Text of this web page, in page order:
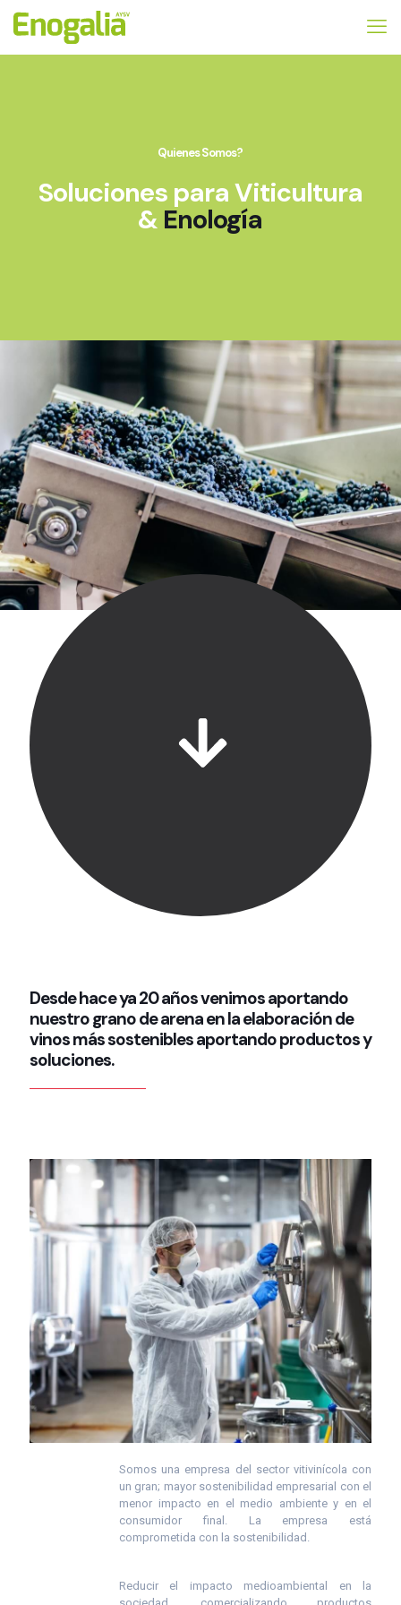
Quienes Somos?
Soluciones para Viticultura
& Enología
Desde hace ya 20 años venimos aportando
nuestro grano de arena en la elaboración de
vinos más sostenibles aportando productos y
soluciones.
Somos una empresa del sector vitivinícola con
un gran; mayor sostenibilidad empresarial con el
menor impacto en el medio ambiente y en el
consumidor final. La empresa está
comprometida con la sostenibilidad.
Reducir el impacto medioambiental en la